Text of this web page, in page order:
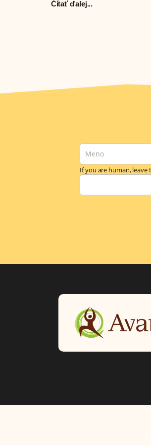
Čítať ďalej...
newsletter
(aktuality)
If you are human, leave